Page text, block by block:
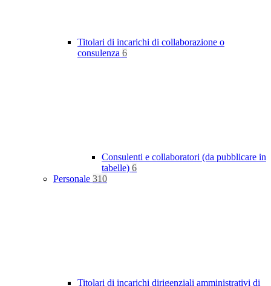
Titolari di incarichi di collaborazione o
consulenza 6
Consulenti e collaboratori (da pubblicare in
tabelle) 6
Personale 310
Titolari di incarichi dirigenziali amministrativi di